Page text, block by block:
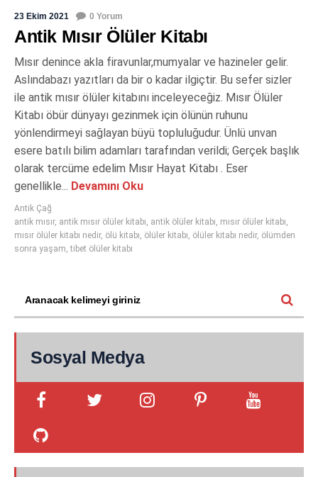
23 Ekim 2021 0 Yorum
Antik Mısır Ölüler Kitabı
Mısır denince akla firavunlar,mumyalar ve hazineler gelir.
Aslındabazı yazıtları da bir o kadar ilgiçtir. Bu sefer sizler
ile antik mısır ölüler kitabını inceleyeceğiz. Mısır Ölüler
Kitabı öbür dünyayı gezinmek için ölünün ruhunu
yönlendirmeyi sağlayan büyü topluluğudur. Ünlü unvan
esere batılı bilim adamları tarafından verildi; Gerçek başlık
olarak tercüme edelim Mısır Hayat Kitabı . Eser
genellikle... Devamını Oku
Antik Çağ
antik mısır, antik mısır ölüler kitabı, antik ölüler kitabı, mısır ölüler kitabı,
mısır ölüler kitabı nedir, ölü kitabı, ölüler kitabı, ölüler kitabı nedir, ölümden
sonra yaşam,tibet ölüler kitabı
Sosyal Medya